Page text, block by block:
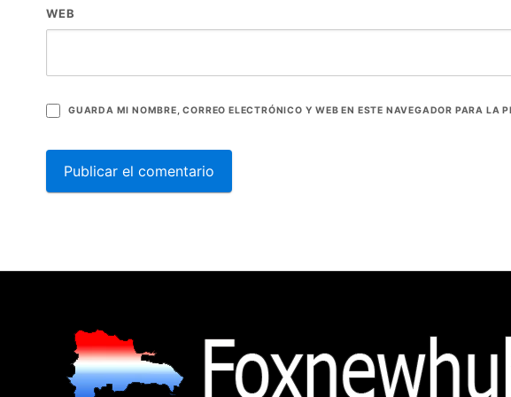
WEB
GUARDA MI NOMBRE, CORREO ELECTRÓNICO Y WEB EN ESTE NAVEGADOR PARA LA